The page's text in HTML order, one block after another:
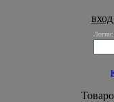
Логин: